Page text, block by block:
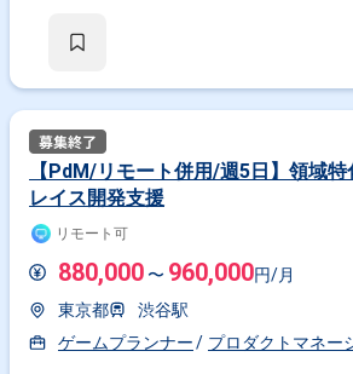
【PdM/リモート併用/週5日】領域
レイス開発支援
リモート可
880,000 〜 960,000円/月
東京都
渋谷駅
ゲームプランナー
プロダクトマネー